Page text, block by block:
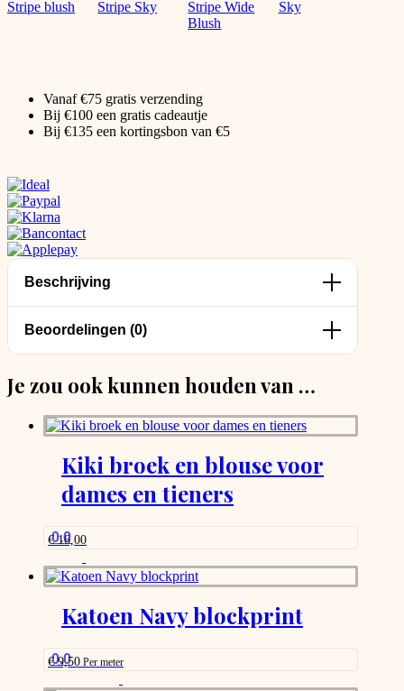
Vanaf €75 gratis verzending
Bij €100 een gratis cadeautje
Bij €135 een kortingsbon van €5
Beschrijving
Beoordelingen (0)
Je zou ook kunnen houden van …
Kiki broek en blouse voor
dames en tieners
0.0
€16,00
Katoen Navy blockprint
0.0
€9,50 Per meter